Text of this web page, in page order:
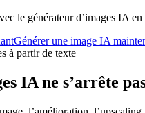
le générateur d’images IA
Générer une image IA
IA ne s’arrête